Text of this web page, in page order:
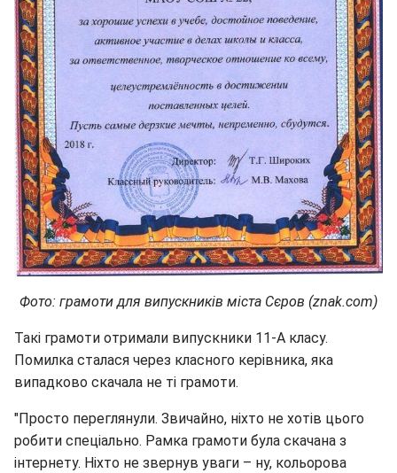
Фото: грамоти для випускників міста Сєров (znak.com)
Такі грамоти отримали випускники 11-А класу.
Помилка сталася через класного керівника, яка
випадково скачала не ті грамоти.
"Просто переглянули. Звичайно, ніхто не хотів цього
робити спеціально. Рамка грамоти була скачана з
інтернету. Ніхто не звернув уваги – ну, кольорова